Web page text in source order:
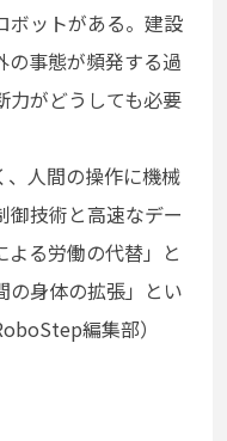
ボットがある。建設
の事態が頻発する過
力がどうしても必要
、人間の操作に機械
御技術と高速なデー
る労働の代替」と
の身体の拡張」とい
編集部）